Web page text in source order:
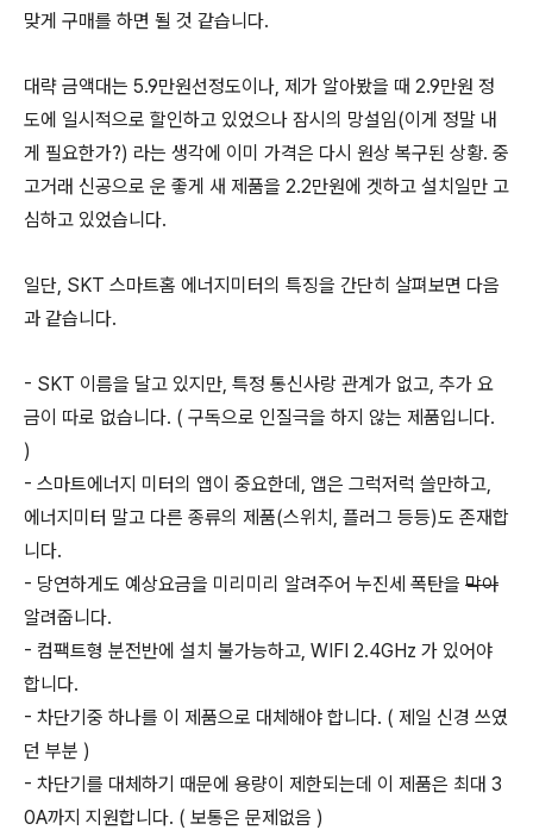
맞게 구매를 하면 될 것 같습니다.
대략 금액대는 5.9만원선정도이나, 제가 알아봤을 때 2.9만원 정
도에 일시적으로 할인하고 있었으나 잠시의 망설임(이게 정말 내
게 필요한가?) 라는 생각에 이미 가격은 다시 원상 복구된 상황. 중
고거래 신공으로 운 좋게 새 제품을 2.2만원에 겟하고 설치일만 고
심하고 있었습니다.
일단, SKT 스마트홈 에너지미터의 특징을 간단히 살펴보면 다음
과 같습니다.
- SKT 이름을 달고 있지만, 특정 통신사랑 관계가 없고, 추가 요
금이 따로 없습니다. ( 구독으로 인질극을 하지 않는 제품입니다.
)
- 스마트에너지 미터의 앱이 중요한데, 앱은 그럭저럭 쓸만하고,
에너지미터 말고 다른 종류의 제품(스위치, 플러그 등등)도 존재합
니다.
- 당연하게도 예상요금을 미리미리 알려주어 누진세 폭탄을 막아
알려줍니다.
- 컴팩트형 분전반에 설치 불가능하고, WIFI 2.4GHz 가 있어야
합니다.
- 차단기중 하나를 이 제품으로 대체해야 합니다. ( 제일 신경 쓰였
던 부분 )
- 차단기를 대체하기 때문에 용량이 제한되는데 이 제품은 최대 3
0A까지 지원합니다. ( 보통은 문제없음 )